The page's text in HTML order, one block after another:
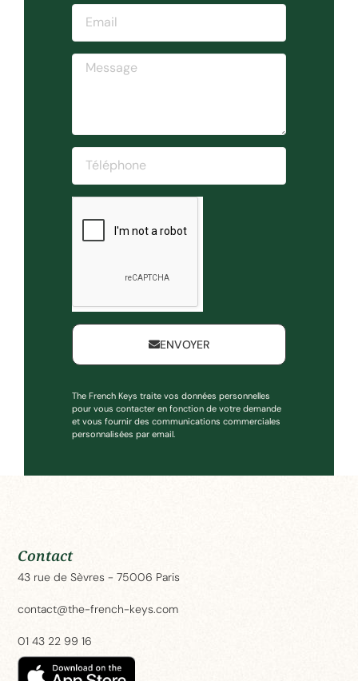
ENVOYER
The French Keys traite vos données personnelles
pour vous contacter en fonction de votre demande
et vous fournir des communications commerciales
personnalisées par email.
Contact
43 rue de Sèvres - 75006 Paris
contact@the-french-keys.com
01 43 22 99 16